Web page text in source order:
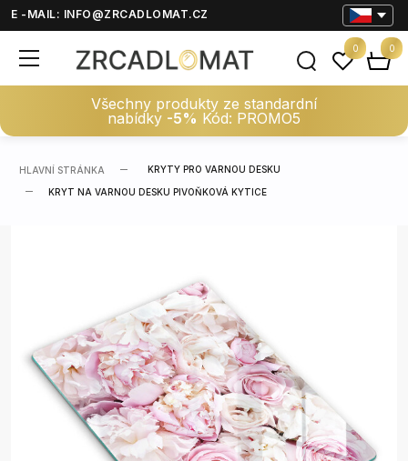
E -MAIL: INFO@ZRCADLOMAT.CZ
Všechny produkty ze standardní
nabídky -5% Kód: PROMO5
0 0
HLAVNÍ STRÁNKA KRYTY PRO VARNOU DESKU
KRYT NA VARNOU DESKU PIVOŇKOVÁ KYTICE